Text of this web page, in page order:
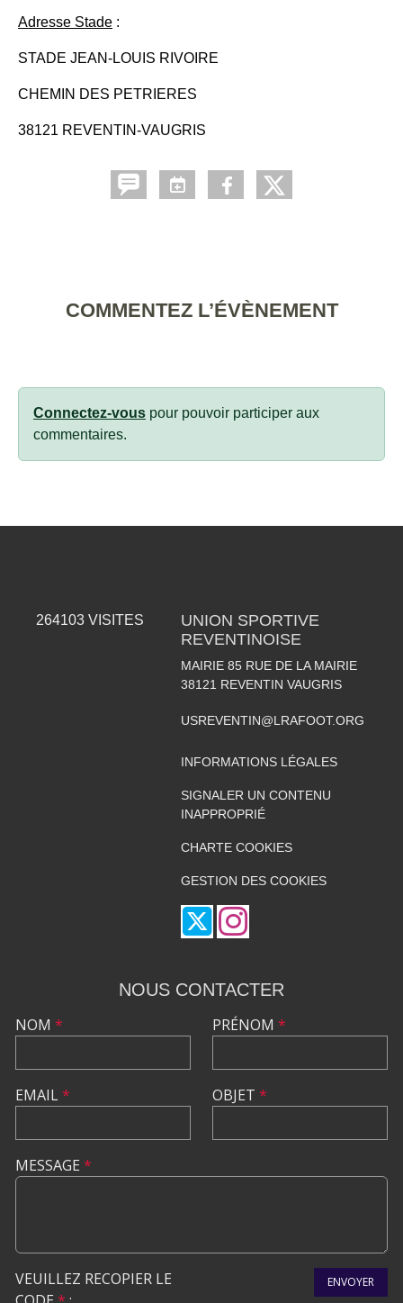
Adresse Stade :
STADE JEAN-LOUIS RIVOIRE
CHEMIN DES PETRIERES
38121 REVENTIN-VAUGRIS
COMMENTEZ L’ÉVÈNEMENT
Connectez-vous pour pouvoir participer aux
commentaires.
264103 VISITES
UNION SPORTIVE
REVENTINOISE
MAIRIE 85 RUE DE LA MAIRIE
38121 REVENTIN VAUGRIS
USREVENTIN@LRAFOOT.ORG
INFORMATIONS LÉGALES
SIGNALER UN CONTENU
INAPPROPRIÉ
CHARTE COOKIES
GESTION DES COOKIES
NOUS CONTACTER
NOM *
EMAIL*
PRÉNOM *
OBJET *
MESSAGE *
VEUILLEZ RECOPIER LE
ENVOYER